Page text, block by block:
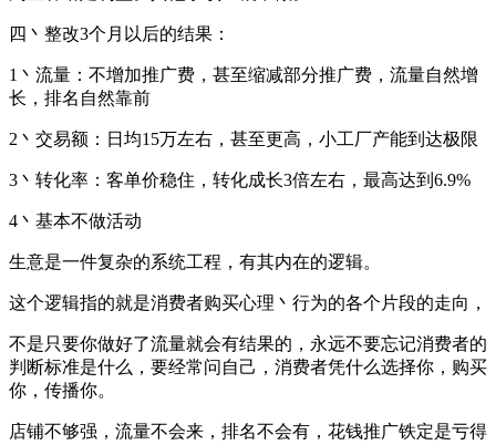
四丶整改3个月以后的结果：
1丶流量：不增加推广费，甚至缩减部分推广费，流量自然增
长，排名自然靠前
2丶交易额：日均15万左右，甚至更高，小工厂产能到达极限
3丶转化率：客单价稳住，转化成长3倍左右，最高达到6.9%
4丶基本不做活动
生意是一件复杂的系统工程，有其内在的逻辑。
这个逻辑指的就是消费者购买心理丶行为的各个片段的走向，
不是只要你做好了流量就会有结果的，永远不要忘记消费者的
判断标准是什么，要经常问自己，消费者凭什么选择你，购买
你，传播你。
店铺不够强，流量不会来，排名不会有，花钱推广铁定是亏得